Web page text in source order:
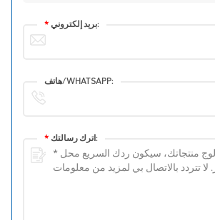
* بريد إلكتروني:
هاتف/WHATSAPP:
* اترك رسالتك: